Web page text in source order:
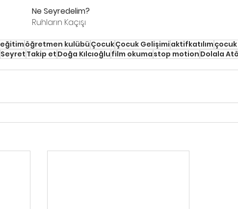
Ne Seyredelim?
Ruhların Kaçışı
eğitim öğretmen kulübü ÇocukÇocuk Gelişimi aktifkatılım
Seyret Takip et Doğa Kılcıoğlu film okuma stop motion Dolala